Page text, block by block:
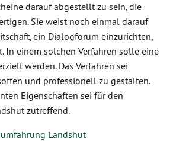
darauf abgestellt zu sein, die
Sie weist noch einmal darauf
ein Dialogforum einzurichten,
In einem solchen Verfahren solle eine
werden. Das Verfahren sei
und professionell zu gestalten.
Eigenschaften sei für den
zutreffend.
Landshut